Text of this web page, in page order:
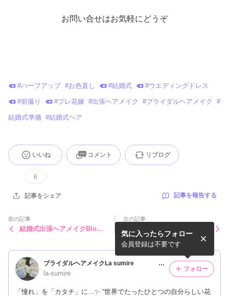
お問い合せはお気軽にどうぞ
#ハーフアップ #お色直し #結婚式 #ウエディングドレス
#前撮り #プレ花嫁 #出張ヘアメイク #ブライダルヘアメイク #
結婚式準備 #結婚式ヘア
いいね
6
コメント リブログ
記事をシェア 記事を報告する
前の記事
結婚式出張ヘアメイクBlog/
次の記事
結婚式出張ヘアメイクBlog/
レストランウエディングの素
敵な花嫁＠日比谷パレス
ブライダルヘアメイクLa sumire
la-sumire
「憧れ」を「カタチ」に…✨ “世界でたったひとつの自分らしい花
気に入ったらフォロー
会員登録は不要です
フォロー